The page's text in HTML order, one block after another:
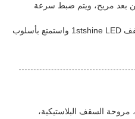
بعد مريح، ويتم ضبط سرعة
قم بتحديث مساحتك مع مروحة السقف 1stshine LED واستمتع بأسلوب
السقف البلاستيكية،